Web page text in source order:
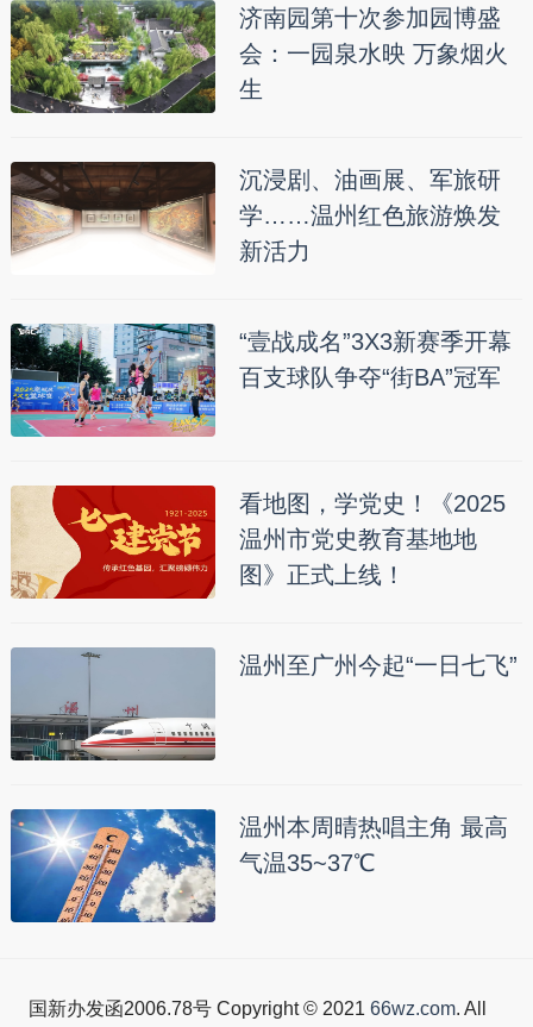
济南园第十次参加园博盛
会：一园泉水映 万象烟火
生
沉浸剧、油画展、军旅研
学……温州红色旅游焕发
新活力
“壹战成名”3X3新赛季开幕
百支球队争夺“街BA”冠军
看地图，学党史！《2025
温州市党史教育基地地
图》正式上线！
温州至广州今起“一日七飞”
温州本周晴热唱主角 最高
气温35~37℃
国新办发函2006.78号 Copyright © 2021 66wz.com. All